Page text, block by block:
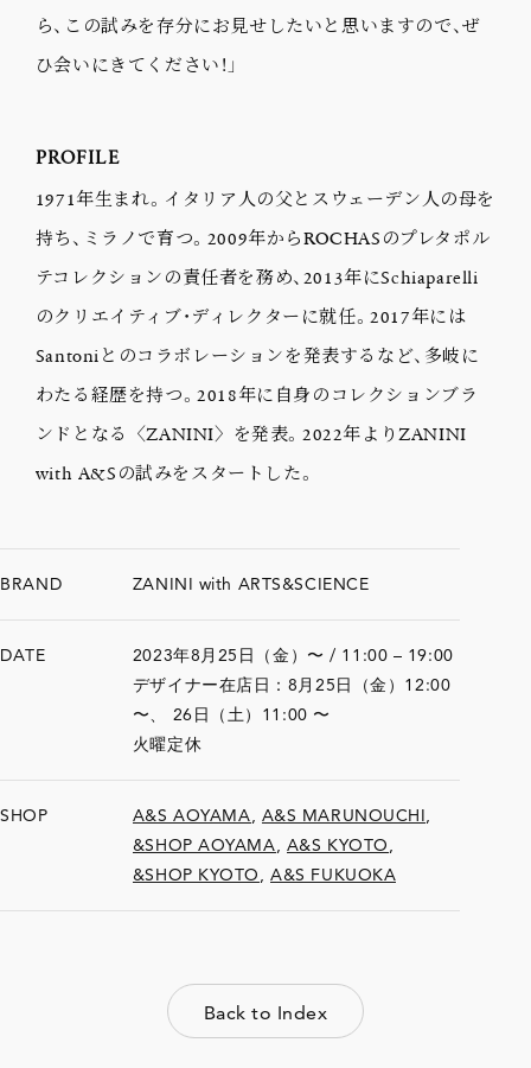
ら、この試みを存分にお見せしたいと思いますので、ぜ
ひ会いにきてください！」
PROFILE
1971年生まれ。イタリア人の父とスウェーデン人の母を
持ち、ミラノで育つ。2009年からROCHASのプレタポル
テコレクションの責任者を務め、2013年にSchiaparelli
のクリエイティブ・ディレクターに就任。2017年には
Santoniとのコラボレーションを発表するなど、多岐に
わたる経歴を持つ。2018年に自身のコレクションブラ
ンドとなる〈ZANINI〉を発表。2022年よりZANINI
with A&Sの試みをスタートした。
BRAND ZANINI with ARTS&SCIENCE
DATE
2023年8月25日（金）〜 / 11:00 – 19:00
デザイナー在店日：8月25日（金）12:00
〜、 26日（土）11:00 〜
火曜定休
SHOP A&S AOYAMA, A&S MARUNOUCHI,
&SHOP AOYAMA, A&S KYOTO,
&SHOP KYOTO,A&S FUKUOKA
Back to Index